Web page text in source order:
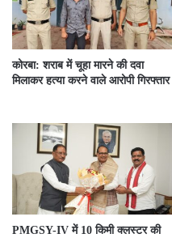
कोरबा: शराब में चूहा मारने की दवा
मिलाकर हत्या करने वाले आरोपी गिरफ्तार
PMGSY-IV में 10 किमी क्लस्टर की